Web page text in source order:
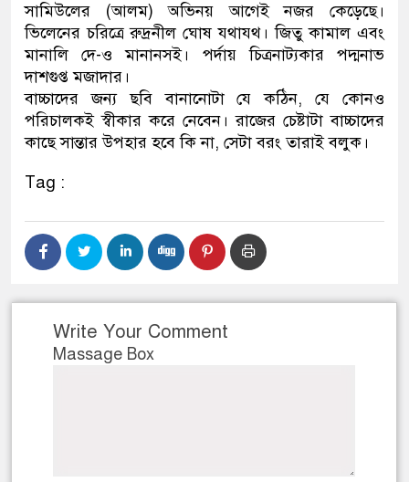
সামিউলের (আলম) অভিনয় আগেই নজর কেড়েছে।
ভিলেনের চরিত্রে রুদ্রনীল ঘোষ যথাযথ। জিতু কামাল এবং
মানালি দে-ও মানানসই। পর্দায় চিত্রনাট্যকার পদ্মনাভ
দাশগুপ্ত মজাদার।
বাচ্চাদের জন্য ছবি বানানোটা যে কঠিন, যে কোনও
পরিচালকই স্বীকার করে নেবেন। রাজের চেষ্টাটা বাচ্চাদের
কাছে সান্তার উপহার হবে কি না, সেটা বরং তারাই বলুক।
Tag :
Write Your Comment
Massage Box